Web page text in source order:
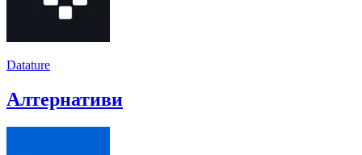
Datature
Алтернативи